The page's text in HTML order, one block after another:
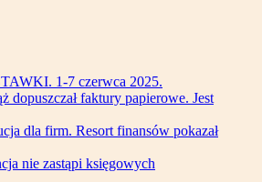
1-7 czerwca 2025.
dopuszczał faktury papierowe. Jest
dla firm. Resort finansów pokazał
nie zastąpi księgowych